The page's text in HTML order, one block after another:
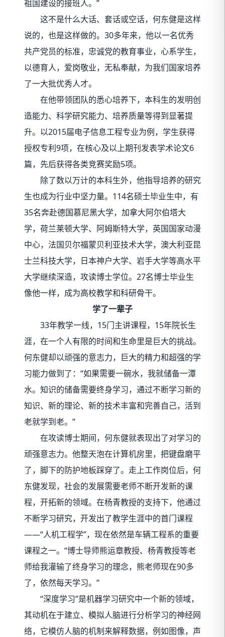
祖国建设的接班人。”
这不是什么大话、套话或空话，何东健是这样
说的，也是这样做的。30多年来，他以一名优秀
共产党员的标准，忠诚党的教育事业，心系学生，
以德育人，爱岗敬业，无私奉献，为我们国家培养
了一大批优秀人才。
在他带领团队的悉心培养下，本科生的发明创
造能力、科学研究能力、培养质量等得到显著提
升。以2015届电子信息工程专业为例，学生获得
授权专利9项，在核心及以上期刊发表学术论文6
篇，先后获得各类竞赛奖励5项。
除了数以万计的本科生外，他指导培养的研究
生也成为行业中坚力量。114名硕士毕业生中，有
35名奔赴德国慕尼黑大学，加拿大阿尔伯塔大
学，荷兰莱顿大学、阿姆斯特大学，英国国家动漫
中心，法国贝尔福蒙贝利亚技术大学，澳大利亚昆
士兰科技大学，日本神户大学、岩手大学等高水平
大学继续深造，攻读博士学位。27名博士毕业生
像他一样，成为高校教学和科研骨干。
学了一辈子
33年教学一线，15门主讲课程，15年院长生
涯，在一个人有限的时间和生命里是巨大的挑战。
何东健却以顽强的意志力，巨大的精力和超强的学
习能力做到了：“如果需要一碗水，我就储备一潭
水。知识的储备需要终身学习，通过不断学习新的
知识、新的理论、新的技术丰富和完善自己，活到
老就学到老。”
在攻读博士期间，何东健就表现出了对学习的
顽强意志力。他整天泡在计算机房里，把键盘磨平
了，脚下的防护地板踩穿了。走上工作岗位后，何
东健发现，社会的发展需要老师不断开发新的课
程，开拓新的领域。在杨青教授的支持下，他通过
不断学习研究，开发出了教学生涯中的首门课程
——“人机工程学”，现在依然是车辆工程系的重要
课程之一。“博士导师熊运章教授、杨青教授等老
师给我灌输了终身学习的理念，熊老师现在90多
了，依然每天学习。”
“深度学习”是机器学习研究中一个新的领域，
其动机在于建立、模拟人脑进行分析学习的神经网
络，它模仿人脑的机制来解释数据，例如图像，声